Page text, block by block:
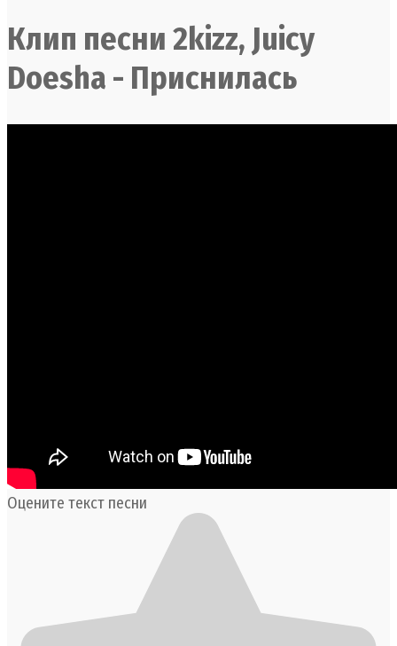
Клип песни 2kizz, Juicy
Doesha - Приснилась
Оцените текст песни